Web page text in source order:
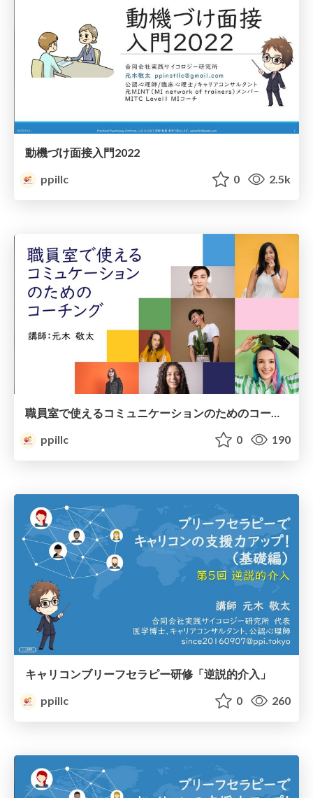
動機づけ面接入門2022
ppillc
0 2.5k
職員室で使えるコミュニケーションのためのコーチング
ppillc
0 190
キャリコンブリーフセラピー研修「逆説的介入」
ppillc
0 260